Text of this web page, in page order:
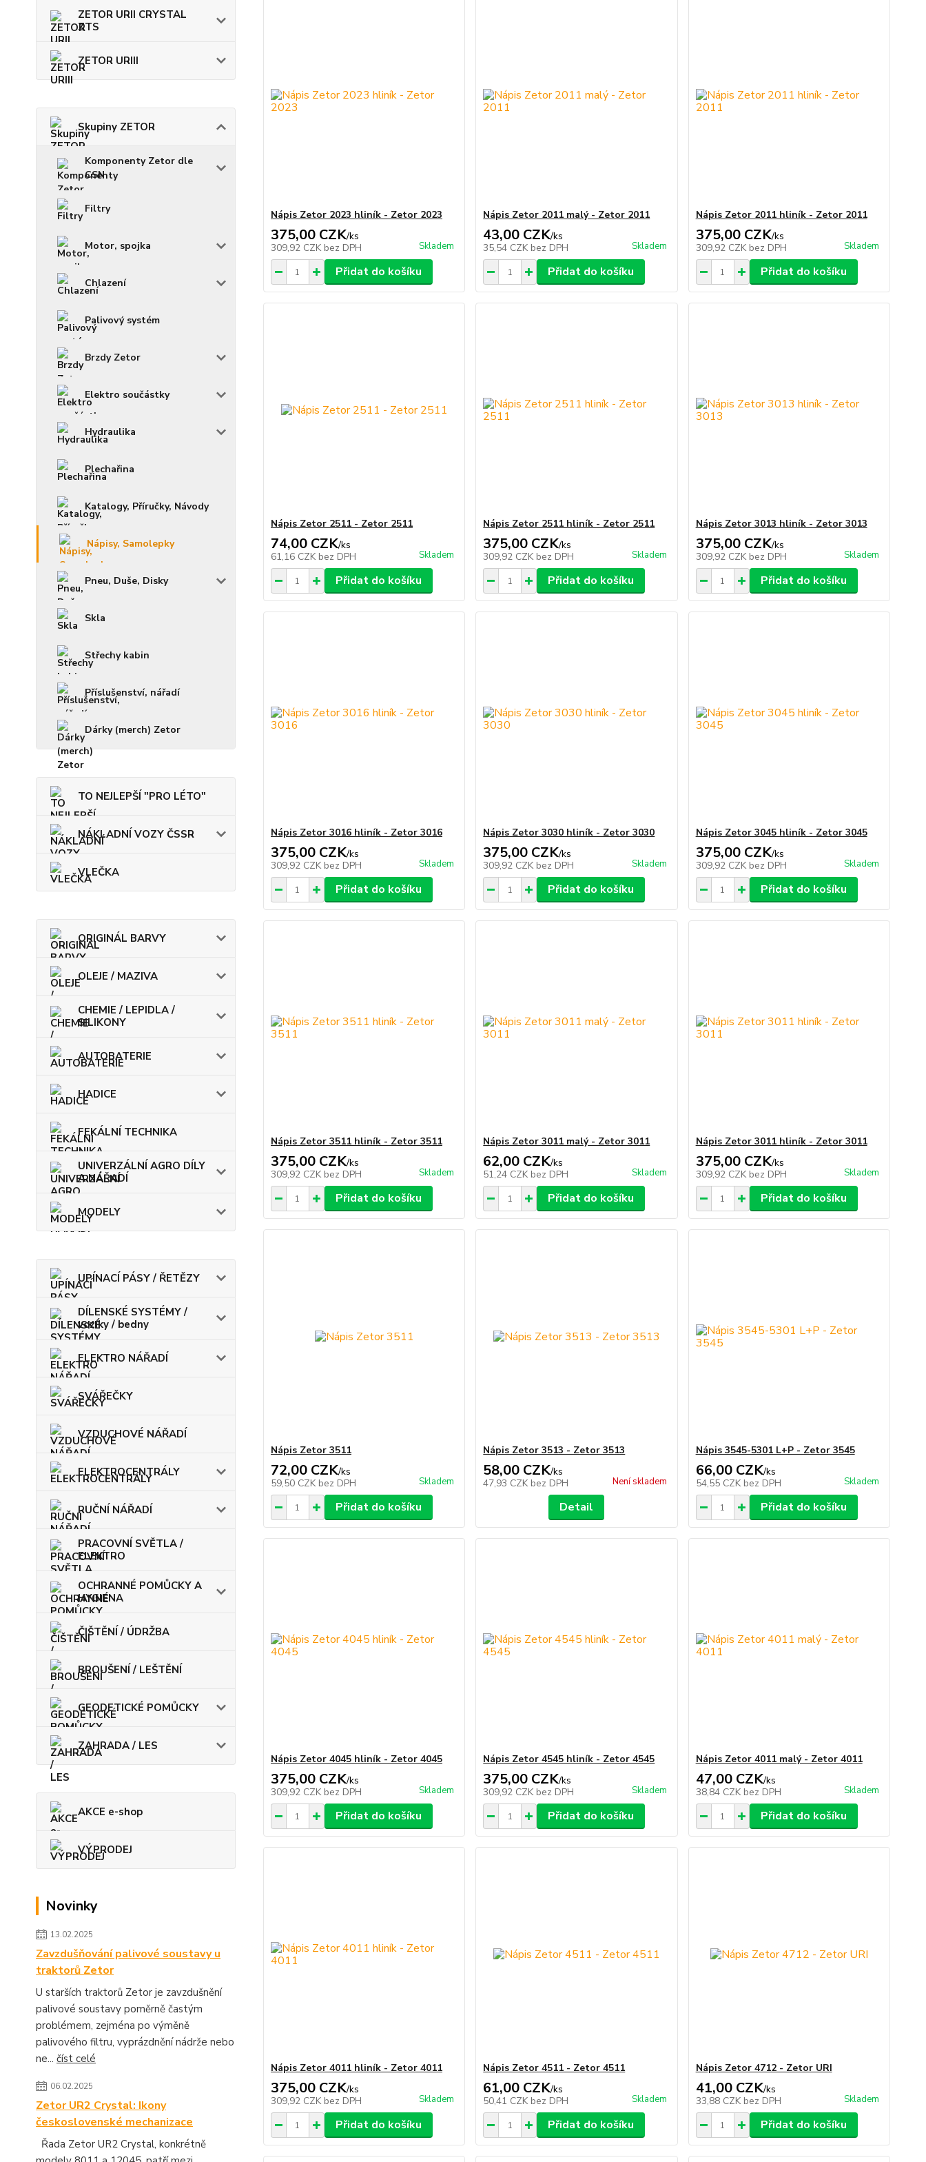
ZETOR URII CRYSTAL
ZTS
ZETOR URIII
Skupiny ZETOR
Komponenty Zetor dle
CSN
Filtry
Motor, spojka
Chlazení
Palivový systém
Brzdy Zetor
Elektro součástky
Hydraulika
Plechařina
Katalogy, Příručky, Návody
Nápisy, Samolepky
Pneu, Duše, Disky
Skla
Střechy kabin
Příslušenství, nářadí
Dárky (merch) Zetor
TO NEJLEPŠÍ "PRO LÉTO"
NÁKLADNÍ VOZY ČSSR
VLEČKA
ORIGINÁL BARVY
OLEJE / MAZIVA
CHEMIE / LEPIDLA /
SILIKONY
AUTOBATERIE
HADICE
FEKÁLNÍ TECHNIKA
UNIVERZÁLNÍ AGRO DÍLY
A NÁŘADÍ
MODELY
UPÍNACÍ PÁSY / ŘETĚZY
DÍLENSKÉ SYSTÉMY /
vozíky / bedny
ELEKTRO NÁŘADÍ
SVÁŘEČKY
VZDUCHOVÉ NÁŘADÍ
ELEKTROCENTRÁLY
RUČNÍ NÁŘADÍ
PRACOVNÍ SVĚTLA /
ELEKTRO
OCHRANNÉ POMŮCKY A
HYGIENA
ČIŠTĚNÍ / ÚDRŽBA
BROUŠENÍ / LEŠTĚNÍ
GEODETICKÉ POMŮCKY
ZAHRADA / LES
AKCE e-shop
VÝPRODEJ
Novinky
13.02.2025
Zavzdušňování palivové soustavy u
traktorů Zetor
U starších traktorů Zetor je zavzdušnění
palivové soustavy poměrně častým
problémem, zejména po výměně
palivového filtru, vyprázdnění nádrže nebo
ne... číst celé
06.02.2025
Zetor UR2 Crystal: Ikony
československé mechanizace
Řada Zetor UR2 Crystal, konkrétně
Nápis Zetor 2023 hliník - Zetor 2023
375,00 CZK/ks
309,92 CZK bez DPH Skladem
Přidat do košíku
Nápis Zetor 2011 malý - Zetor 2011
43,00 CZK/ks
35,54 CZK bez DPH Skladem
Přidat do košíku
Nápis Zetor 2011 hliník - Zetor 2011
375,00 CZK/ks
309,92 CZK bez DPH Skladem
Přidat do košíku
Nápis Zetor 2511 - Zetor 2511
74,00 CZK/ks
61,16 CZK bez DPH Skladem
Přidat do košíku
Nápis Zetor 2511 hliník - Zetor 2511
375,00 CZK/ks
309,92 CZK bez DPH Skladem
Přidat do košíku
Nápis Zetor 3013 hliník - Zetor 3013
375,00 CZK/ks
309,92 CZK bez DPH Skladem
Přidat do košíku
Nápis Zetor 3016 hliník - Zetor 3016
375,00 CZK/ks
309,92 CZK bez DPH Skladem
Přidat do košíku
Nápis Zetor 3030 hliník - Zetor 3030
375,00 CZK/ks
309,92 CZK bez DPH Skladem
Přidat do košíku
Nápis Zetor 3045 hliník - Zetor 3045
375,00 CZK/ks
309,92 CZK bez DPH Skladem
Přidat do košíku
Nápis Zetor 3511 hliník - Zetor 3511
375,00 CZK/ks
309,92 CZK bez DPH Skladem
Přidat do košíku
Nápis Zetor 3011 malý - Zetor 3011
62,00 CZK/ks
51,24 CZK bez DPH Skladem
Přidat do košíku
Nápis Zetor 3011 hliník - Zetor 3011
375,00 CZK/ks
309,92 CZK bez DPH Skladem
Přidat do košíku
Nápis Zetor 3511
72,00 CZK/ks
59,50 CZK bez DPH Skladem
Přidat do košíku
Nápis Zetor 3513 - Zetor 3513
58,00 CZK/ks
47,93 CZK bez DPH Není skladem
Detail
Nápis 3545-5301 L+P - Zetor 3545
66,00 CZK/ks
54,55 CZK bez DPH Skladem
Přidat do košíku
Nápis Zetor 4045 hliník - Zetor 4045
375,00 CZK/ks
309,92 CZK bez DPH Skladem
Přidat do košíku
Nápis Zetor 4545 hliník - Zetor 4545
375,00 CZK/ks
309,92 CZK bez DPH Skladem
Přidat do košíku
Nápis Zetor 4011 malý - Zetor 4011
47,00 CZK/ks
38,84 CZK bez DPH Skladem
Přidat do košíku
Nápis Zetor 4011 hliník - Zetor 4011
375,00 CZK/ks
309,92 CZK bez DPH Skladem
Přidat do košíku
Nápis Zetor 4511 - Zetor 4511
61,00 CZK/ks
50,41 CZK bez DPH Skladem
Přidat do košíku
Nápis Zetor 4712 - Zetor URI
41,00 CZK/ks
33,88 CZK bez DPH Skladem
Přidat do košíku